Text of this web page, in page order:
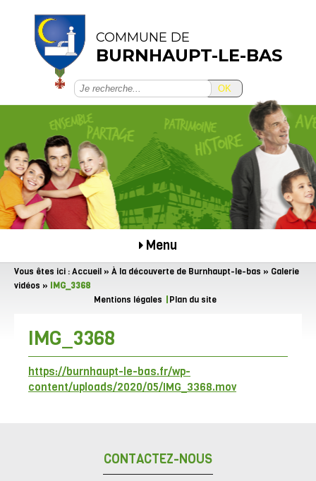
COMMUNE DE
BURNHAUPT-LE-BAS
OK
Menu
Vous êtes ici :Accueil » À la découverte de Burnhaupt-le-bas » Galerie
vidéos » IMG_3368
Mentions légales
Plan du site
IMG_3368
https://burnhaupt-le-bas.fr/wp-
content/uploads/2020/05/IMG_3368.mov
CONTACTEZ-NOUS